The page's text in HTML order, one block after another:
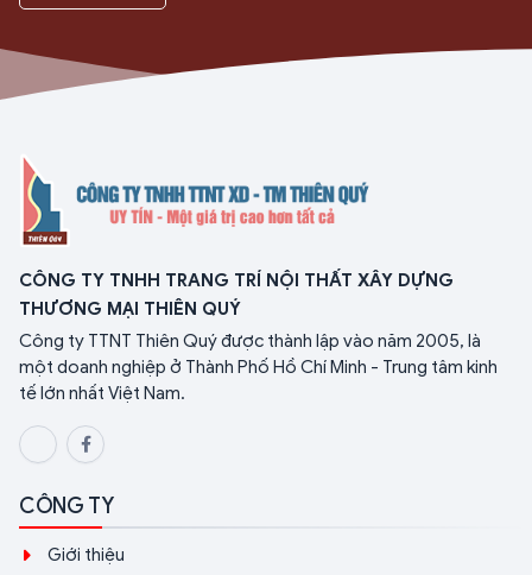
CÔNG TY TNHH TRANG TRÍ NỘI THẤT XÂY DỰNG
THƯƠNG MẠI THIÊN QUÝ
Công ty TTNT Thiên Quý được thành lập vào năm 2005, là
một doanh nghiệp ở Thành Phố Hồ Chí Minh - Trung tâm kinh
tế lớn nhất Việt Nam.
CÔNG TY
Giới thiệu